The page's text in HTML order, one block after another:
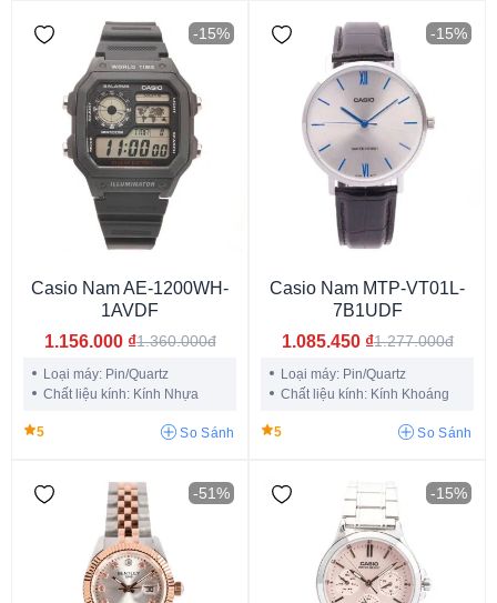
Dây màu vàng
Dây màu hồng
Dây màu trắng
Dây phối màu
Dây màu bạc
Dây màu đen
Dây nâu đậm
Dây nâu sáng
Dây xanh than
Dây màu đen
G-Shock GM-S2100 G-Shock GBD 200
MTP 1370
G-Shock GG-1000
G-Shock GA-400
G-Shock GBA-800
G-Shock MTG-B1000
G-Shock 6900 Gshock GA 2000 Casio A168 Casio LA670
Casio La680
Casio A159
Casio A700
-15%
Casio Nam AE-1200WH-
1AVDF
1.156.000 ₫1.360.000đ
Loại máy: Pin/Quartz
Chất liệu kính: Kính Nhựa
5 So Sánh
-15%
Casio Nam MTP-VT01L-
7B1UDF
1.085.450 ₫1.277.000đ
Loại máy: Pin/Quartz
Chất liệu kính: Kính Khoáng
5 So Sánh
-51% -15%